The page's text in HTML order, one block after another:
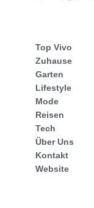
Top Vivo
Zuhause
Garten
Lifestyle
Mode
Reisen
Tech
Über Uns
Kontakt
Website